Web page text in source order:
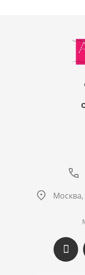
Москва,